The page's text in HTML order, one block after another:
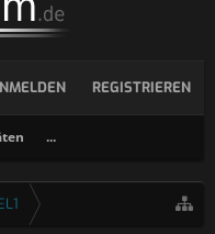
...
REGISTRIEREN